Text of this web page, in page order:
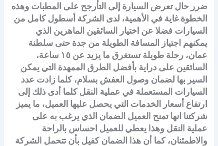
ضرر حال تعرض السيارة إلى التأرجح على المطبات وهذه
الخطوة غاية في الأهمية، لدى الشركة أسطول كامل من
السيارات فضلا عن اختيار السائقين الماهرين الذي
يمكنهم اجتياز المسافة الطويلة من جدة حتى سلطنة
عمان، رحلة طويلة تستغرق ما يزيد عن ١٥ ساعة،
السائقين على دراية بأفضل الطرق الممهدة التي يمكن
السير بها لضمان وصول العفش بسلام، كلما زادت عدد
السيارات المستعملة في عملية النقل كلما أدى ذلك إلى
ارتفاع أسعار الخدمات التي يحصل عليها العميل، ما يميز
شركتنا انها تمنح العميل الضمان الذي يرغب به على
عملية النقل وهذا يعطي للعميل احساس بالراحة
والاطمئنان، كما أن هذا الضمان كفيل بأن تتحمل الشركة